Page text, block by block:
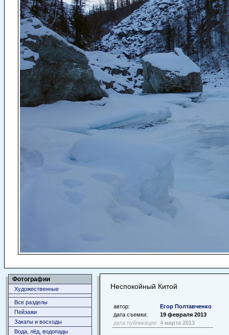
Фотографии
Художественные
Все разделы
Пейзажи
Закаты и восходы
Вода, лёд, водопады
Неспокойный Китой
автор:
Егор Полтавченко
дата съемки:
19 февраля 2013
дата публикации: 4 марта 2013